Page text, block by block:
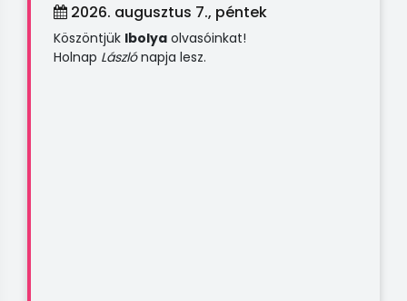
2026. augusztus 7., péntek
Köszöntjük Ibolya olvasóinkat!
Holnap Lászlónapja lesz.